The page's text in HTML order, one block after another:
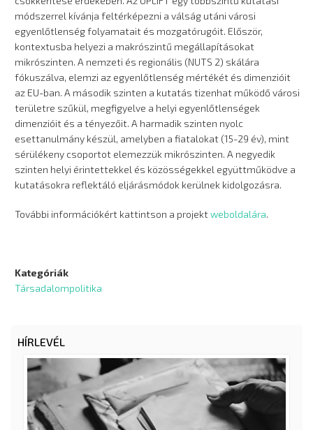
módszerrel kívánja feltérképezni a válság utáni városi
egyenlőtlenség folyamatait és mozgatórugóit. Először,
kontextusba helyezi a makrószintű megállapításokat
mikrószinten. A nemzeti és regionális (NUTS 2) skálára
fókuszálva, elemzi az egyenlőtlenség mértékét és dimenzióit
az EU-ban. A második szinten a kutatás tizenhat működő városi
területre szűkül, megfigyelve a helyi egyenlőtlenségek
dimenzióit és a tényezőit. A harmadik szinten nyolc
esettanulmány készül, amelyben a fiatalokat (15-29 év), mint
sérülékeny csoportot elemezzük mikrószinten. A negyedik
szinten helyi érintettekkel és közösségekkel együttműködve a
kutatásokra reflektáló eljárásmódok kerülnek kidolgozásra.
További információkért kattintson a projektweboldalára.
Kategóriák
Társadalompolitika
HÍRLEVÉL